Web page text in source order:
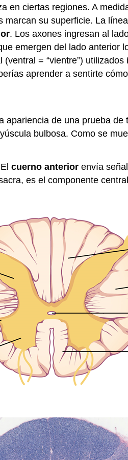
en ciertas regiones. A
su superficie. La
. Los axones ingresan al
emergen del lado anterior
= “vientre”)
aprender a sentirte
de una prueba
bulbosa. Como se
cuerno anterior envía
es el componente